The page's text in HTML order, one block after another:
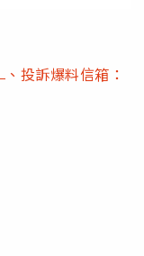
、投訴爆料信箱：